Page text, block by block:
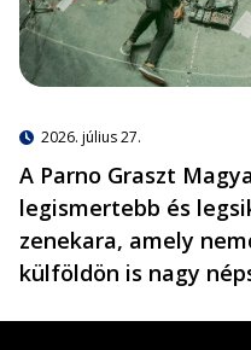
2026. július 27.
A Parno Graszt
legismertebb és
zenekara, amely
külföldön is nagy